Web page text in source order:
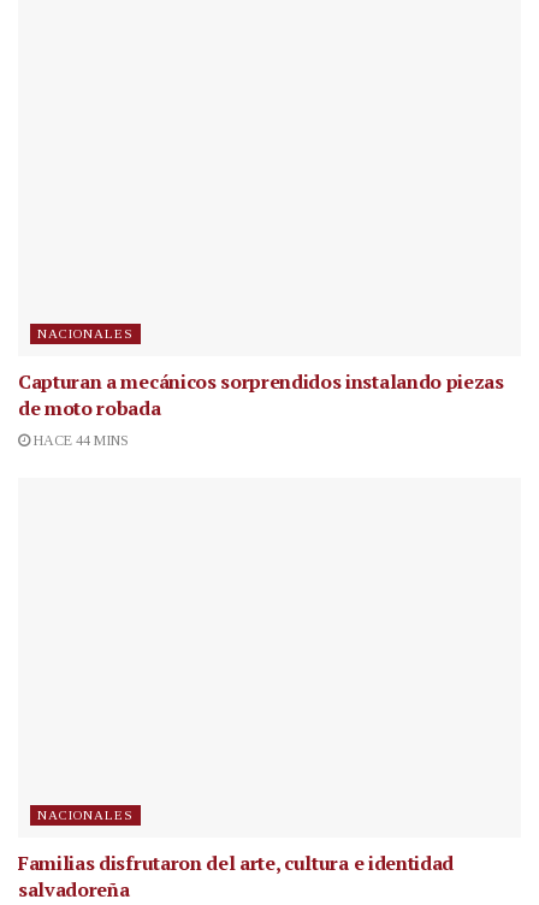
NACIONALES
Capturan a mecánicos sorprendidos instalando piezas
de moto robada
HACE 44 MINS
NACIONALES
Familias disfrutaron del arte, cultura e identidad
salvadoreña